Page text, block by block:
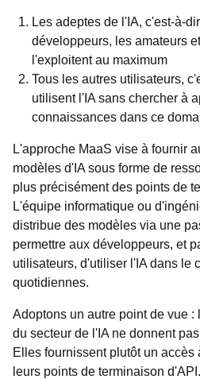
Les adeptes de l'IA, c'est-à-
développeurs, les amateurs
l'exploitent au maximum
Tous les autres utilisateurs,
utilisent l'IA sans chercher à
connaissances dans ce
L'approche MaaS vise à fournir
modèles d'IA sous forme de
plus précisément des points de
L'équipe informatique ou
distribue des modèles via une
permettre aux développeurs, et
utilisateurs, d'utiliser l'IA dans le
quotidiennes.
Adoptons un autre point de vue
du secteur de l'IA ne donnent
Elles fournissent plutôt un
leurs points de terminaison